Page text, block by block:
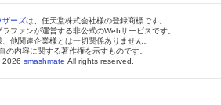
ザーズは、任天堂株式会社様の登録商標です。
ファンが運営する非公式のWebサービスです。
他関連企業様とは一切関係ありません。
の内容に関する著作権を示すものです。
2026 smashmate All rights reserved.